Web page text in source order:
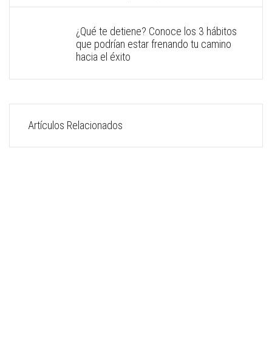
¿Qué te detiene? Conoce los 3 hábitos
que podrían estar frenando tu camino
hacia el éxito
Artículos Relacionados